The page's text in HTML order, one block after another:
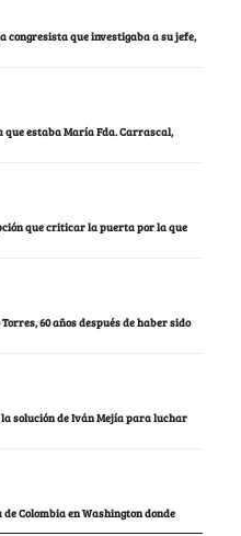
congresista que investigaba a su jefe,
que estaba María Fda. Carrascal,
que criticar la puerta por la que
60 años después de haber sido
solución de Iván Mejía para luchar
Colombia en Washington donde